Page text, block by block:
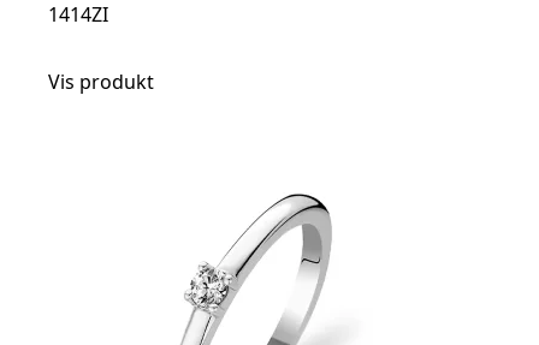
1414ZI
Vis produkt